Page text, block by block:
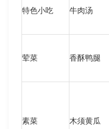
特色小吃 牛肉汤
荤菜 香酥鸭腿
素菜 木须黄瓜